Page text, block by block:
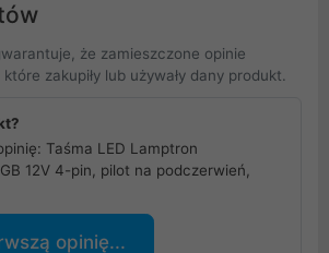
że zamieszczone opinie
zakupiły lub używały dany produkt.
Taśma LED Lamptron
12V 4-pin, pilot na podczerwień,
opinię...